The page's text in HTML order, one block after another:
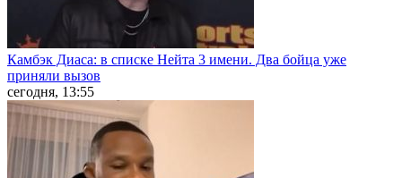
Камбэк Диаса: в списке Нейта 3 имени. Два бойца уже
приняли вызов
сегодня, 13:55